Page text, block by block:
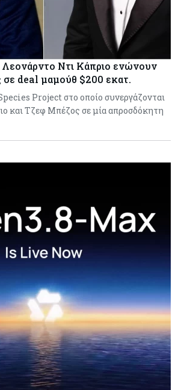
Ντι Κάπριο ενώνουν
σε deal μαμούθ $200 εκατ.
Project στο οποίο συνεργάζονται
και Τζεφ Μπέζος σε μία απροσδόκητη